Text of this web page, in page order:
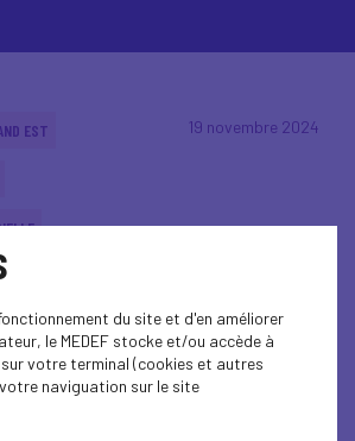
19 novembre 2024
EST
de l'IA en Grand Est
du site et d'en améliorer
le MEDEF stocke et/ou accède à
votre terminal (cookies et autres
naviguation sur le site